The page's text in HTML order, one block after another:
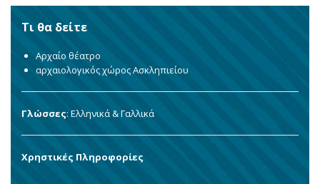
Τι θα δείτε
Αρχαίο θέατρο
αρχαιολογικός χώρος Ασκληπιείου
Γλώσσες: Ελληνικά & Γαλλικά
Χρηστικές Πληροφορίες